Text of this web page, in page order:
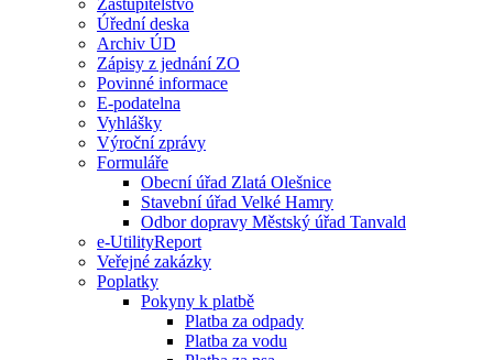
Zastupitelstvo
Úřední deska
Archiv ÚD
Zápisy z jednání ZO
Povinné informace
E-podatelna
Vyhlášky
Výroční zprávy
Formuláře
Obecní úřad Zlatá Olešnice
Stavební úřad Velké Hamry
Odbor dopravy Městský úřad Tanvald
e-UtilityReport
Veřejné zakázky
Poplatky
Pokyny k platbě
Platba za odpady
Platba za vodu